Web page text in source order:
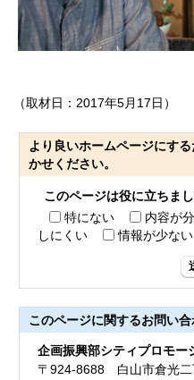
（取材日：2017年5月17日）
より良いホームページにす
かせください。
このページは役に立ちまし
特にない
内容が
しにくい
情報が少ない
このページに関するお問い
企画振興部シティプロモー
〒924-8688 白山市倉光二